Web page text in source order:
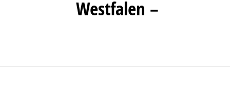
Westfalen –